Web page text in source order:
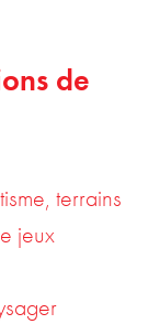
de
terrains
jeux